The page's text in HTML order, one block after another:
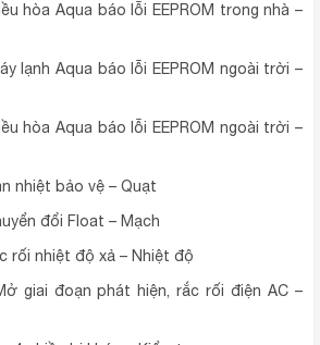
hòa Aqua báo lỗi EEPROM trong nhà –
lạnh Aqua báo lỗi EEPROM ngoài trời –
hòa Aqua báo lỗi EEPROM ngoài trời –
nhiệt bảo vệ – Quạt
đổi Float – Mạch
rối nhiệt độ xả – Nhiệt độ
giai đoạn phát hiện, rắc rối điện AC –